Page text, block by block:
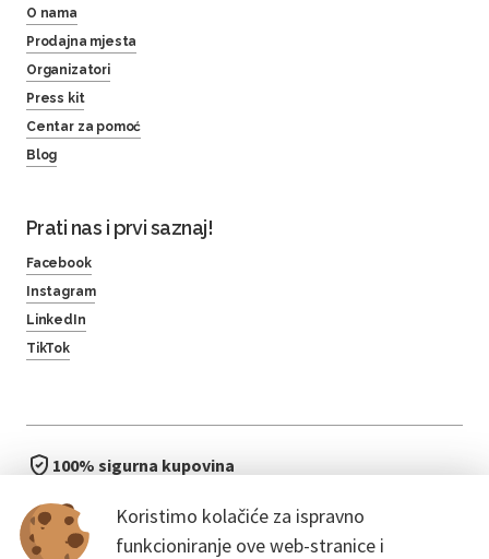
Koristimo kolačiće za ispravno
funkcioniranje ove web-stranice i
O nama
Prodajna mjesta
Organizatori
Press kit
Centar za pomoć
Blog
Prati nas i prvi saznaj!
Facebook
Instagram
LinkedIn
TikTok
100% sigurna kupovina
bez čekanja u redu